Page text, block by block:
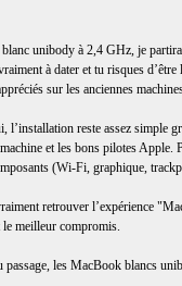
unibody à 2,4 GHz, je
à dater et tu risques
sur les anciennes
l’installation reste assez simple
et les bons pilotes Apple.
(Wi-Fi, graphique,
retrouver l’expérience
le meilleur compromis.
passage, les MacBook blancs